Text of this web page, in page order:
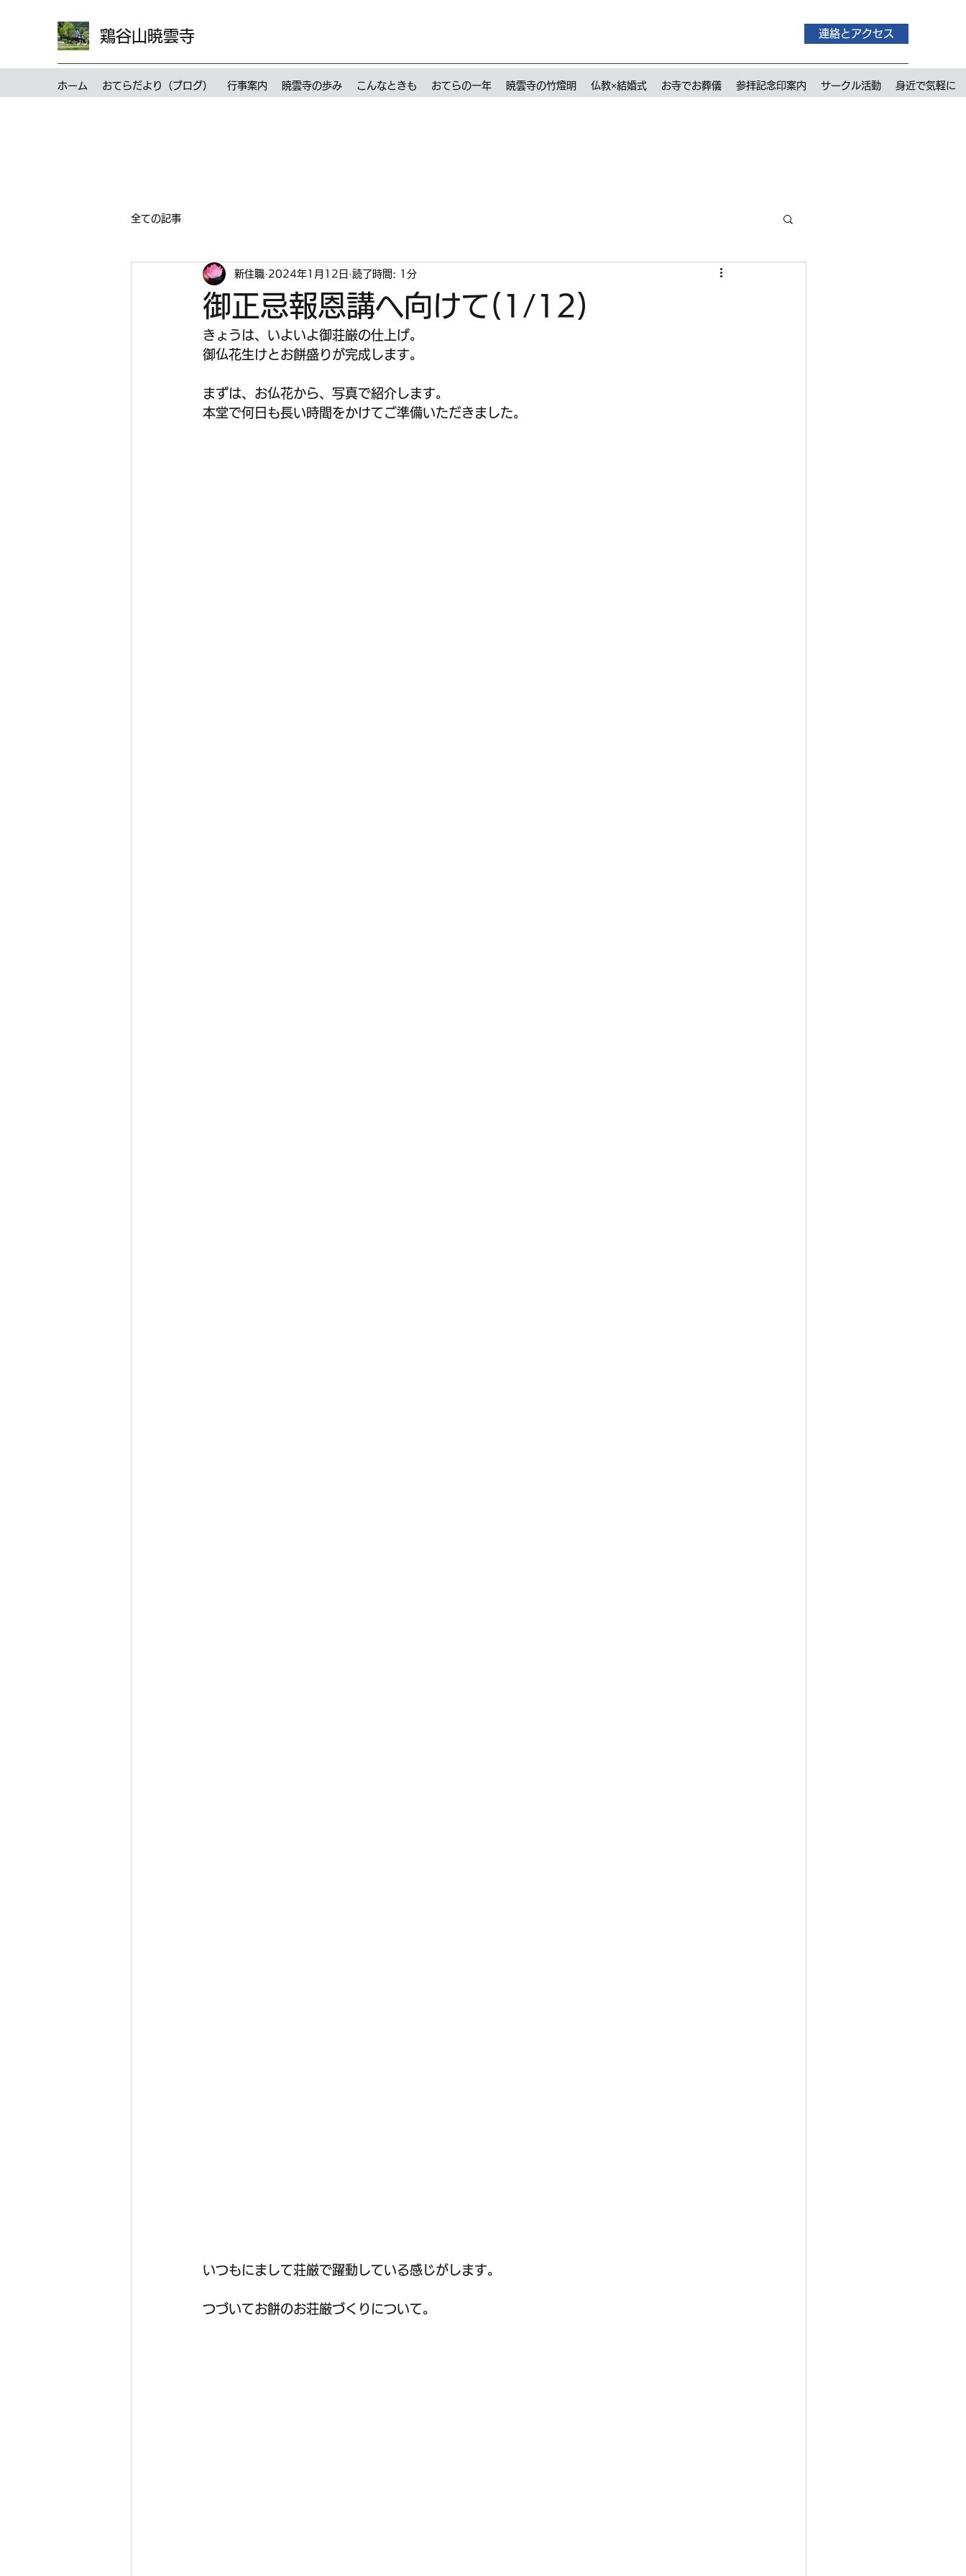
鶏谷山暁雲寺 連絡とアクセス
ホーム おてらだより（ブログ） 行事案内 暁雲寺の歩み こんなときも おてらの一年 暁雲寺の竹燈明 仏教×結婚式 お寺でお葬儀 参拝記念印案内 サークル活動 身近で気軽に
全ての記事
御正忌報恩講へ向けて(1/12)
新住職 2024年1月12日 読了時間: 1分
きょうは、いよいよ御荘厳の仕上げ。
御仏花生けとお餅盛りが完成します。
まずは、お仏花から、写真で紹介します。
本堂で何日も長い時間をかけてご準備いただきました。
いつもにまして荘厳で躍動している感じがします。
つづいてお餅のお荘厳づくりについて。